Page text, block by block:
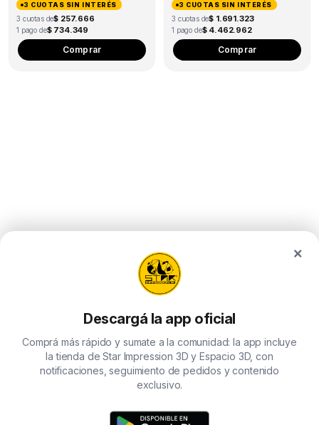
3 CUOTAS SIN INTERÉS
3 cuotas de$ 257.666
1 pago de$ 734.349
Comprar
3 CUOTAS SIN INTERÉS
3 cuotas de$ 1.691.323
1 pago de$ 4.462.962
Comprar
×
Descargá la app oficial
Comprá más rápido y sumate a la comunidad: la app incluye
la tienda de Star Impression 3D y Espacio 3D, con
notificaciones, seguimiento de pedidos y contenido
exclusivo.